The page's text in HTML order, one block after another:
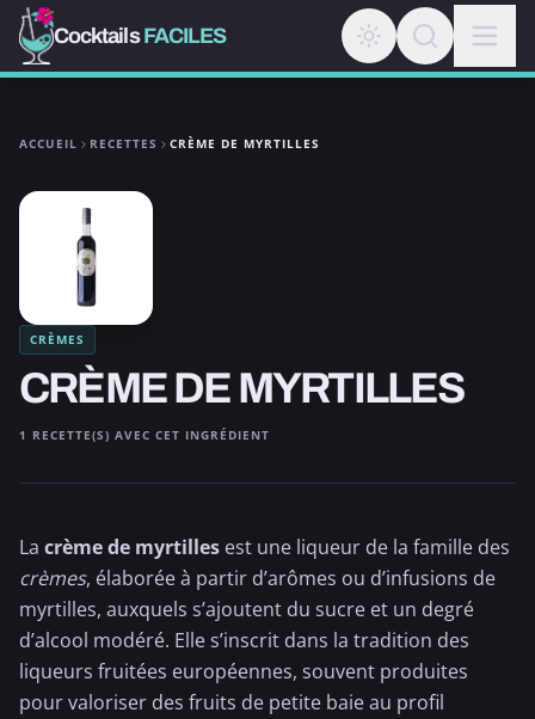
CocktailsFACILES
ACCUEIL RECETTES CRÈME DE MYRTILLES
CRÈMES
CRÈME DE MYRTILLES
1 RECETTE(S) AVEC CET INGRÉDIENT
La crème de myrtilles est une liqueur de la famille des
crèmes, élaborée à partir d’arômes ou d’infusions de
myrtilles, auxquels s’ajoutent du sucre et un degré
d’alcool modéré. Elle s’inscrit dans la tradition des
liqueurs fruitées européennes, souvent produites
pour valoriser des fruits de petite baie au profil